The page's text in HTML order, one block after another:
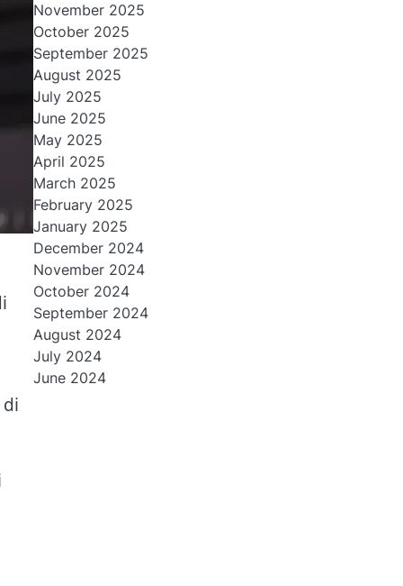
November 2025
October 2025
September 2025
August 2025
July 2025
June 2025
May 2025
April 2025
March 2025
February 2025
January 2025
December 2024
November 2024
October 2024
September 2024
August 2024
July 2024
June 2024